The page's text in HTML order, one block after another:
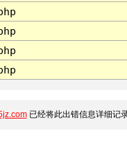
已经将此出错信息详细记